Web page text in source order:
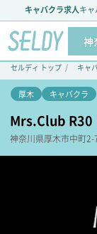
キャバクラ求人キ
神
セルディ トップ キャ
厚木
キャバクラ
Mrs.Club R30
神奈川県厚木市中町2-